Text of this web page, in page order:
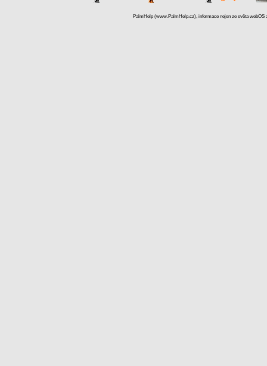
PalmHelp (www.PalmHelp.cz), informace nejen ze světa